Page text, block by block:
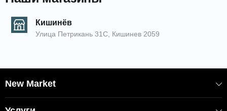
Кишинёв
Улица Петрикань 31С, Кишинев 2059
New Market